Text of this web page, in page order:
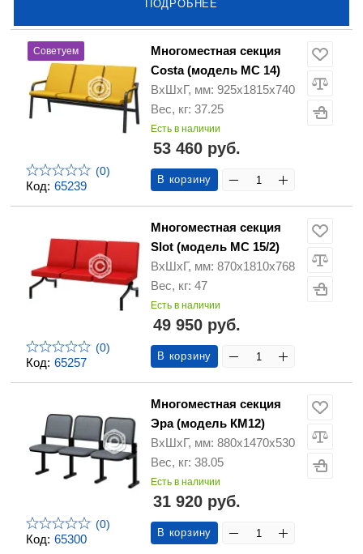
ПОДРОБНЕЕ
Код: 65239
Советуем
(0)
Многоместная секция
Costa (модель МС 14)
ВхШхГ, мм: 925х1815х740
Вес, кг: 37.25
Есть в наличии
53 460 руб.
В корзину
Код: 65257
(0)
Многоместная секция
Slot (модель МС 15/2)
ВхШхГ, мм: 870х1810х768
Вес, кг: 47
Есть в наличии
49 950 руб.
В корзину
Код: 65300
(0)
Многоместная секция
Эра (модель КМ12)
ВхШхГ, мм: 880х1470х530
Вес, кг: 38.05
Есть в наличии
31 920 руб.
В корзину